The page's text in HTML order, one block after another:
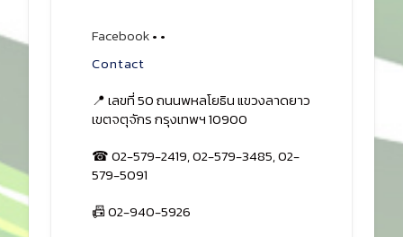
Facebook• •
Contact
📍 เลขที่ 50 ถนนพหลโยธิน แขวงลาดยาว
เขตจตุจักร กรุงเทพฯ 10900
☎ 02-579-2419, 02-579-3485, 02-
579-5091
📠 02-940-5926